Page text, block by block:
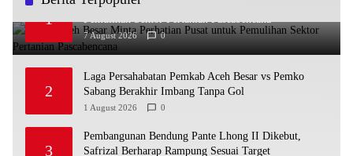
1
Bupati Aceh Besar Minta Perhatian Pusat untuk
Pemulihan Sektor Pertanian Pascabencana
7 August 2026 0
2
Laga Persahabatan Pemkab Aceh Besar vs Pemko
Sabang Berakhir Imbang Tanpa Gol
1 August 2026 0
3
Pembangunan Bendung Pante Lhong II Dikebut,
Safrizal Berharap Rampung Sesuai Target